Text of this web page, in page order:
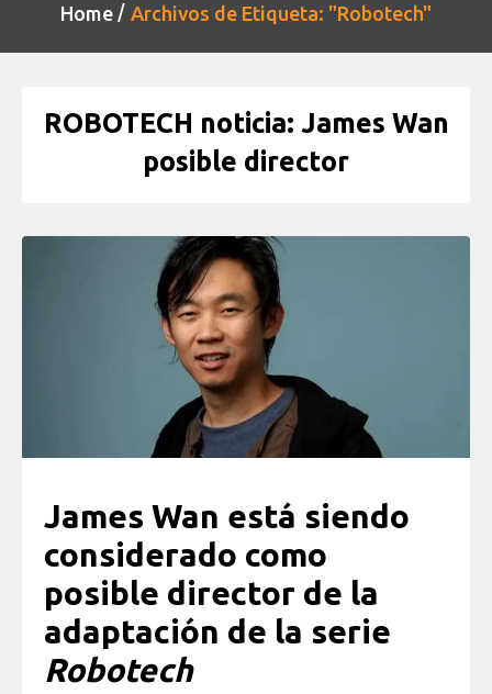
Home Archivos de Etiqueta: "Robotech"
ROBOTECH noticia: James Wan
posible director
James Wan está siendo
considerado como
posible director de la
adaptación de la serie
Robotech